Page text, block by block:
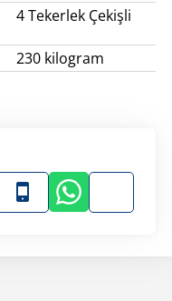
4 Tekerlek Çekişli
230 kilogram